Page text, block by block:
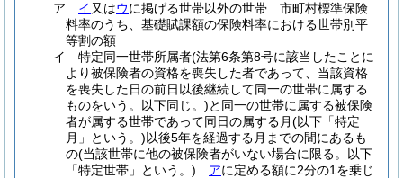
ア
イ 又はウに掲げる世帯以外の世帯 市町村標準保険
料率のうち、基礎賦課額の保険料率における世帯別平
等割の額
イ
特定同一世帯所属者(法第6条第8号に該当したことに
より被保険者の資格を喪失した者であって、当該資格
を喪失した日の前日以後継続して同一の世帯に属する
ものをいう。以下同じ。)と同一の世帯に属する被保険
者が属する世帯であって同日の属する月(以下「特定
月」という。)以後5年を経過する月までの間にあるも
の(当該世帯に他の被保険者がいない場合に限る。以下
「特定世帯」という。)
アに定める額に2分の1を乗じ